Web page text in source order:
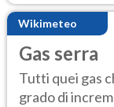
Wikimeteo
Gas serra
Tutti quei gas
grado di